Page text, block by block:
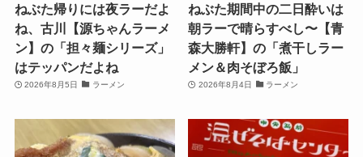
ねぶた帰りには夜ラーだよ
ね、古川【源ちゃんラーメ
ン】の「担々麺シリーズ」
はテッパンだよね
2026年8月5日 ラーメン
ねぶた期間中の二日酔いは
朝ラーで晴らすべし〜【青
森大勝軒】の「煮干しラー
メン＆肉そぼろ飯」
2026年8月4日 ラーメン